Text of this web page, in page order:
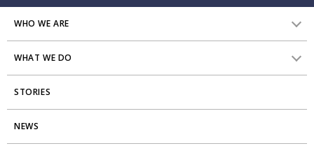
WHO WE ARE
HVからのメッセージ
研究員紹介
アクセス
WHAT WE DO
組織変革
エンゲージメント向上支援
STORIES
Stories
NEWS